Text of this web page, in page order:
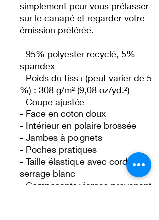
simplement pour vous prélasser
sur le canapé et regarder votre
émission préférée.
- 95% polyester recyclé, 5%
spandex
- Poids du tissu (peut varier de 5
%) : 308 g/m² (9,08 oz/yd.²)
- Coupe ajustée
- Face en coton doux
- Intérieur en polaire brossée
- Jambes à poignets
- Poches pratiques
- Taille élastique avec cordon de
serrage blanc
- Composants vierges provenant